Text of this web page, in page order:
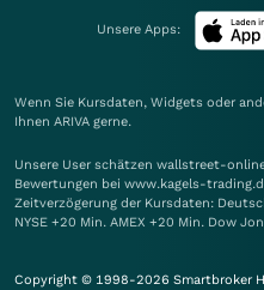
Unsere Apps:
Wenn Sie Kursdaten, Widgets oder
Ihnen ARIVA gerne.
Unsere User schätzen wallstreet-
Bewertungen bei www.kagels-
Zeitverzögerung der Kursdaten:
NYSE +20 Min. AMEX +20 Min. Dow
Copyright © 1998-2026 Smartbroker